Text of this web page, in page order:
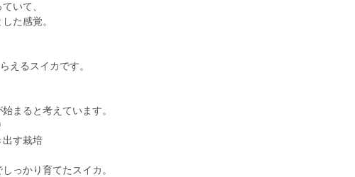
いて、
た感覚。
えるスイカです。
まると考えています。
出す栽培
っかり育てたスイカ。